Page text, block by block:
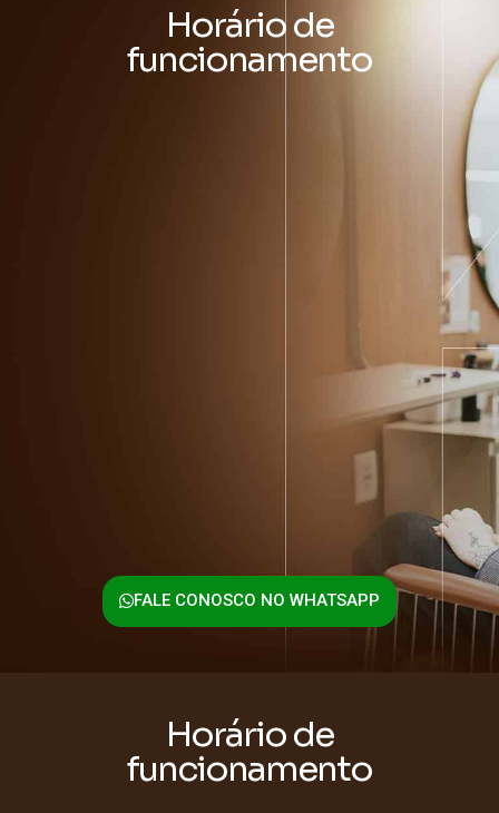
Horário de
funcionamento
FALE CONOSCO NO WHATSAPP
Horário de
funcionamento